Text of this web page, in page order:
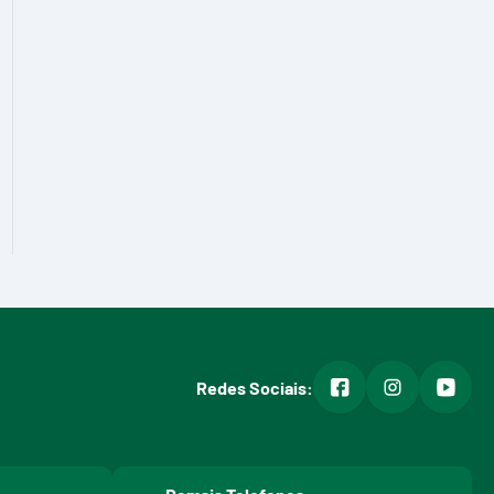
Redes Sociais: facebookinstagram